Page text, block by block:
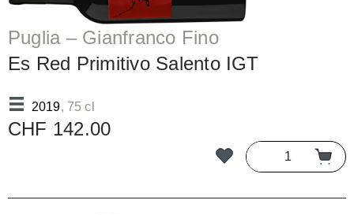
Puglia – Gianfranco Fino
Es Red Primitivo Salento IGT
2019, 75 cl
CHF 142.00